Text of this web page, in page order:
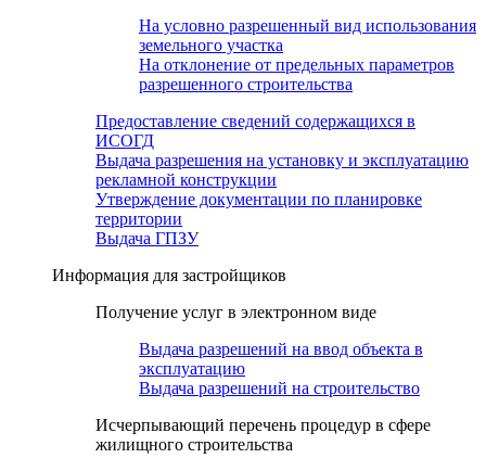
На условно разрешенный вид использования
земельного участка
На отклонение от предельных параметров
разрешенного строительства
Предоставление сведений содержащихся в
ИСОГД
Выдача разрешения на установку и эксплуатацию
рекламной конструкции
Утверждение документации по планировке
территории
Выдача ГПЗУ
Информация для застройщиков
Получение услуг в электронном виде
Выдача разрешений на ввод объекта в
эксплуатацию
Выдача разрешений на строительство
Исчерпывающий перечень процедур в сфере
жилищного строительства